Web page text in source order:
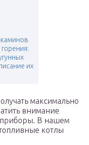
их
максимально
внимание
приборы. В нашем
котлы